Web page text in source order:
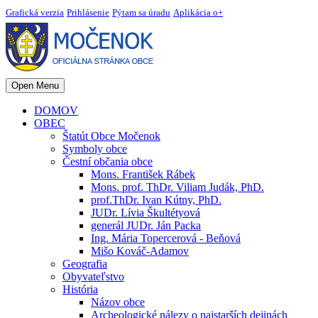
Grafická verzia Prihlásenie Pýtam sa úradu Aplikácia o+
Open Menu
DOMOV
OBEC
Štatút Obce Močenok
Symboly obce
Čestní občania obce
Mons. František Rábek
Mons. prof. ThDr. Viliam Judák, PhD.
prof.ThDr. Ivan Kútny, PhD.
JUDr. Lívia Škultétyová
generál JUDr. Ján Packa
Ing. Mária Topercerová - Beňová
Mišo Kováč-Adamov
Geografia
Obyvateľstvo
História
Názov obce
Archeologické nálezy o najstarších dejinách